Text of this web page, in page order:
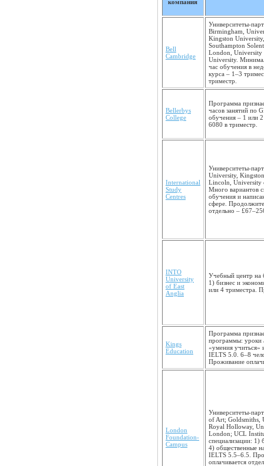
компания
Bell
Cambridge
Университеты-
Birmingham,
Kingston
Southampton
London, University
University.
час обучения в
курса – 1–3
триместр.
Bellerbys
College
Программа
часов занятий по
обучения – 1 или
6080 в триместр.
International
Study
Centres
Университеты-
University,
Lincoln, University
Много вариантов
обучения и
сфере.
отдельно –
INTO
University
of East
Anglia
Учебный центр на
1) бизнес и
или 4 триместра.
Kings
Education
Программа
программы: уроки
«умения учиться»
IELTS 5.0. 6–8
Проживание
London
Foundation­
Campus
Университеты-
of Art; Goldsmiths,
Royal Holloway,
London; UCL
специализации: 1)
4) общественные
IELTS 5.5–6.5.
оплачивается